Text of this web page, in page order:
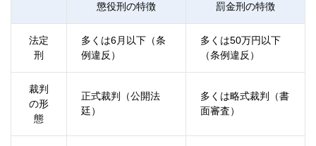
懲役刑の特徴 罰金刑の特徴
法定
刑
多くは6月以下（条
例違反）
多くは50万円以下
（条例違反）
裁判
の形
態
正式裁判（公開法
廷）
多くは略式裁判（書
面審査）